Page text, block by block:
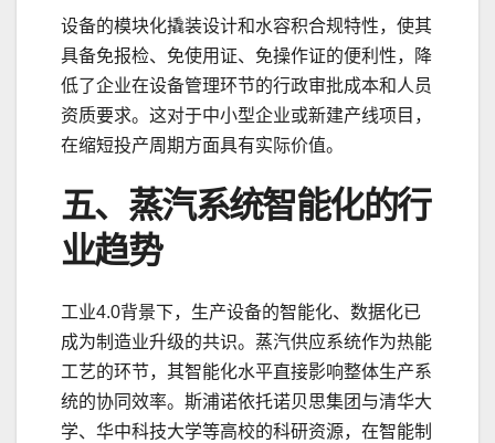
设备的模块化撬装设计和水容积合规特性，使其
具备免报检、免使用证、免操作证的便利性，降
低了企业在设备管理环节的行政审批成本和人员
资质要求。这对于中小型企业或新建产线项目，
在缩短投产周期方面具有实际价值。
五、蒸汽系统智能化的行
业趋势
工业4.0背景下，生产设备的智能化、数据化已
成为制造业升级的共识。蒸汽供应系统作为热能
工艺的环节，其智能化水平直接影响整体生产系
统的协同效率。斯浦诺依托诺贝思集团与清华大
学、华中科技大学等高校的科研资源，在智能制